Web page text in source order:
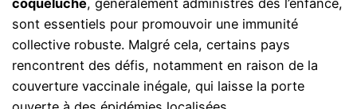
coqueluche, généralement administrés dès l’enfance,
sont essentiels pour promouvoir une immunité
collective robuste. Malgré cela, certains pays
rencontrent des défis, notamment en raison de la
couverture vaccinale inégale, qui laisse la porte